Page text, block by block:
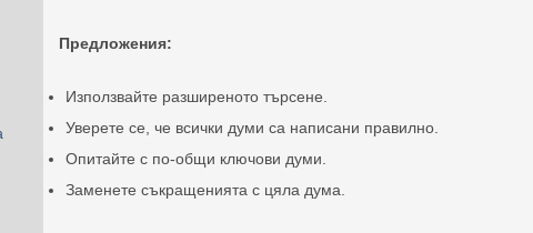
Предложения:
Използвайте разширеното търсене.
Уверете се, че всички думи са написани правилно.
Опитайте с по-общи ключови думи.
Заменете съкращенията с цяла дума.